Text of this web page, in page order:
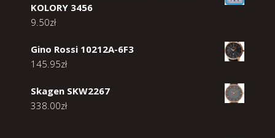
KOLORY 3456
9.50zł
Gino Rossi 10212A-6F3
145.95zł
Skagen SKW2267
338.00zł